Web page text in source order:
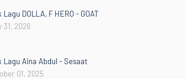
Lagu DOLLA, F HERO - GOAT
31, 2026
Lagu Aina Abdul - Sesaat
01, 2025